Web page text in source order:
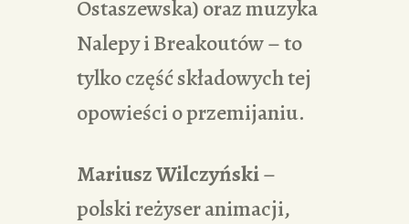
Ostaszewska) oraz muzyka
Nalepy i Breakoutów – to
tylko część składowych tej
opowieści o przemijaniu.
Mariusz Wilczyński–
polski reżyser animacji,